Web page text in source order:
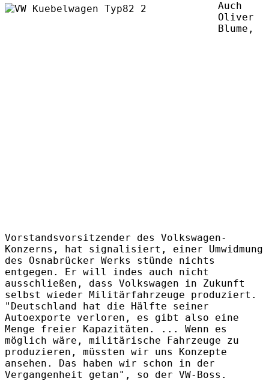
Auch
Oliver
Blume,
Vorstandsvorsitzender des Volkswagen-
Konzerns, hat signalisiert, einer Umwidmung
des Osnabrücker Werks stünde nichts
entgegen. Er will indes auch nicht
ausschließen, dass Volkswagen in Zukunft
selbst wieder Militärfahrzeuge produziert.
"Deutschland hat die Hälfte seiner
Autoexporte verloren, es gibt also eine
Menge freier Kapazitäten. ... Wenn es
möglich wäre, militärische Fahrzeuge zu
produzieren, müssten wir uns Konzepte
ansehen. Das haben wir schon in der
Vergangenheit getan", so der VW-Boss.